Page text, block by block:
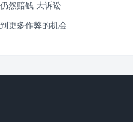
然赔钱 大诉讼
更多作弊的机会